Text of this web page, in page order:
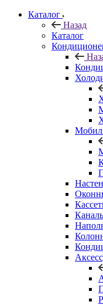
Каталог
Назад
Каталог